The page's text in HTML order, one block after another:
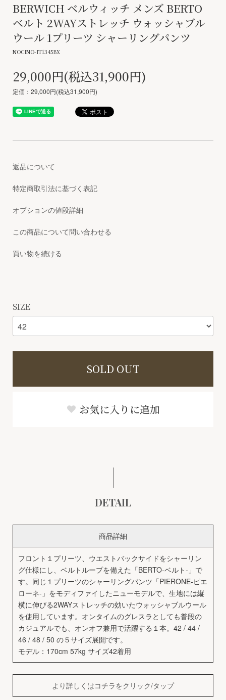
BERWICH ベルウィッチ メンズ BERTO
ベルト 2WAYストレッチ ウォッシャブル
ウール 1プリーツ シャーリングパンツ
NOCINO-IT1345BX
29,000円(税込31,900円)
定価：29,000円(税込31,900円)
返品について
特定商取引法に基づく表記
オプションの値段詳細
この商品について問い合わせる
買い物を続ける
SIZE
SOLD OUT
お気に入りに追加
DETAIL
商品詳細
フロント１プリーツ、ウエストバックサイドをシャーリン
グ仕様にし、ベルトループを備えた「BERTO-ベルト-」で
す。同じ１プリーツのシャーリングパンツ「PIERONE-ピエ
ローネ-」をモディファイしたニューモデルで、生地には縦
横に伸びる2WAYストレッチの効いたウォッシャブルウール
を使用しています。オンタイムのグレスラとしても普段の
カジュアルでも、オンオフ兼用で活躍する１本。42 / 44 /
46 / 48 / 50 の５サイズ展開です。
モデル：170cm 57kg サイズ42着用
より詳しくはコチラをクリック/タップ